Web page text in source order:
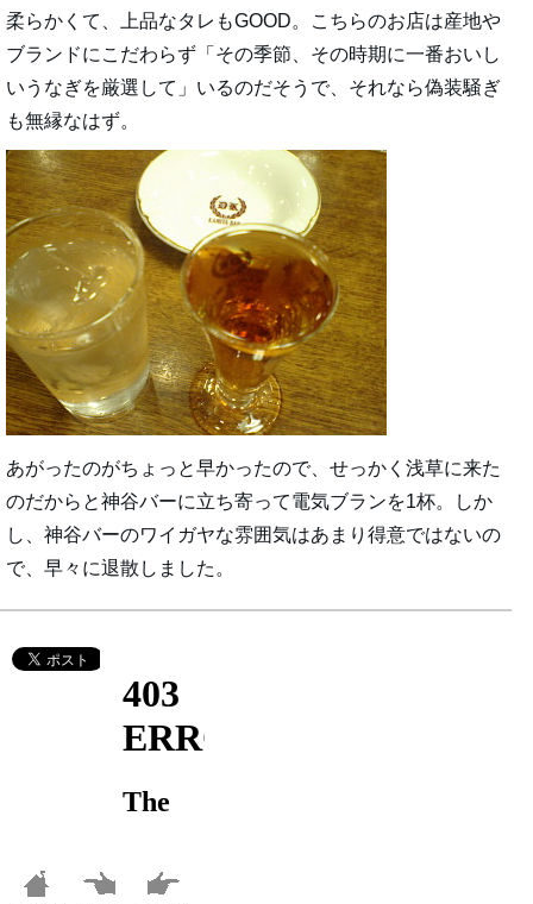
柔らかくて、上品なタレもGOOD。こちらのお店は産地や
ブランドにこだわらず「その季節、その時期に一番おいし
いうなぎを厳選して」いるのだそうで、それなら偽装騒ぎ
も無縁なはず。
あがったのがちょっと早かったので、せっかく浅草に来た
のだからと神谷バーに立ち寄って電気ブランを1杯。しか
し、神谷バーのワイガヤな雰囲気はあまり得意ではないの
で、早々に退散しました。